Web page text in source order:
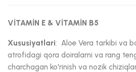
VİTAMİN E & VİTAMİN B5
Xususiyatlari: Aloe Vera tarkibi va
atrofidagi qora doiralarni va rang
charchagan ko'rinish va nozik